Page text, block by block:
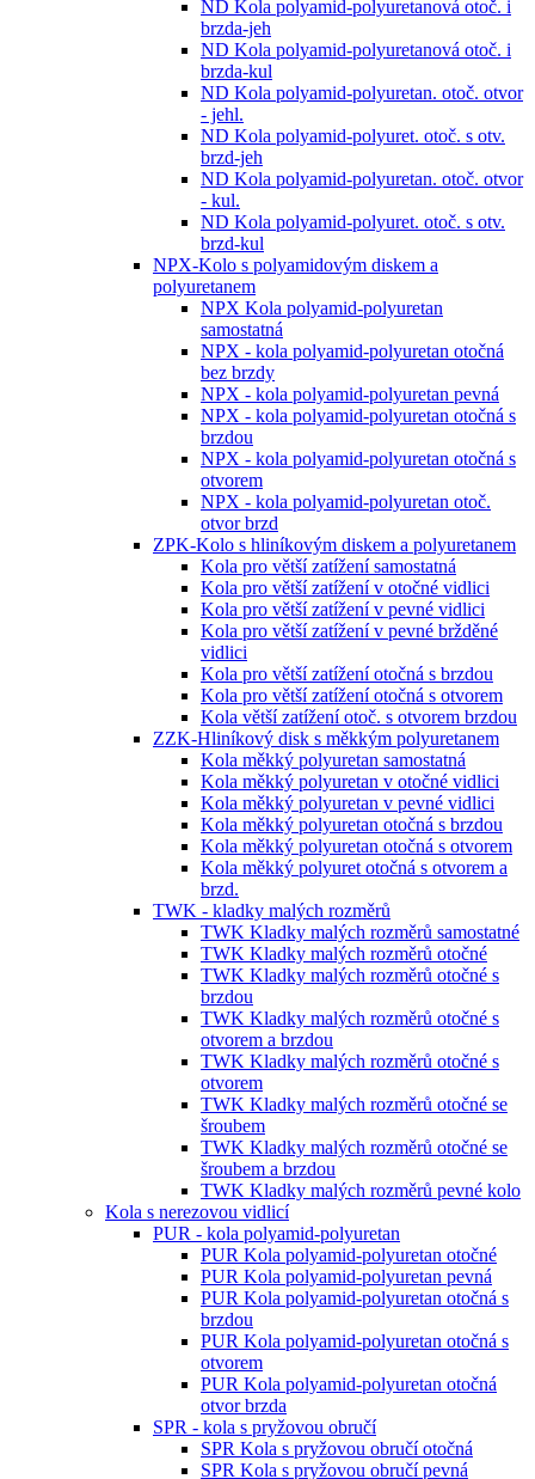
ND Kola polyamid-polyuretanová otoč. i
brzda-jeh
ND Kola polyamid-polyuretanová otoč. i
brzda-kul
ND Kola polyamid-polyuretan. otoč. otvor
- jehl.
ND Kola polyamid-polyuret. otoč. s otv.
brzd-jeh
ND Kola polyamid-polyuretan. otoč. otvor
- kul.
ND Kola polyamid-polyuret. otoč. s otv.
brzd-kul
NPX-Kolo s polyamidovým diskem a
polyuretanem
NPX Kola polyamid-polyuretan
samostatná
NPX - kola polyamid-polyuretan otočná
bez brzdy
NPX - kola polyamid-polyuretan pevná
NPX - kola polyamid-polyuretan otočná s
brzdou
NPX - kola polyamid-polyuretan otočná s
otvorem
NPX - kola polyamid-polyuretan otoč.
otvor brzd
ZPK-Kolo s hliníkovým diskem a polyuretanem
Kola pro větší zatížení samostatná
Kola pro větší zatížení v otočné vidlici
Kola pro větší zatížení v pevné vidlici
Kola pro větší zatížení v pevné bržděné
vidlici
Kola pro větší zatížení otočná s brzdou
Kola pro větší zatížení otočná s otvorem
Kola větší zatížení otoč. s otvorem brzdou
ZZK-Hliníkový disk s měkkým polyuretanem
Kola měkký polyuretan samostatná
Kola měkký polyuretan v otočné vidlici
Kola měkký polyuretan v pevné vidlici
Kola měkký polyuretan otočná s brzdou
Kola měkký polyuretan otočná s otvorem
Kola měkký polyuret otočná s otvorem a
brzd.
TWK - kladky malých rozměrů
TWK Kladky malých rozměrů samostatné
TWK Kladky malých rozměrů otočné
TWK Kladky malých rozměrů otočné s
brzdou
TWK Kladky malých rozměrů otočné s
otvorem a brzdou
TWK Kladky malých rozměrů otočné s
otvorem
TWK Kladky malých rozměrů otočné se
šroubem
TWK Kladky malých rozměrů otočné se
šroubem a brzdou
TWK Kladky malých rozměrů pevné kolo
Kola s nerezovou vidlicí
PUR - kola polyamid-polyuretan
PUR Kola polyamid-polyuretan otočné
PUR Kola polyamid-polyuretan pevná
PUR Kola polyamid-polyuretan otočná s
brzdou
PUR Kola polyamid-polyuretan otočná s
otvorem
PUR Kola polyamid-polyuretan otočná
otvor brzda
SPR - kola s pryžovou obručí
SPR Kola s pryžovou obručí otočná
SPR Kola s pryžovou obručí pevná